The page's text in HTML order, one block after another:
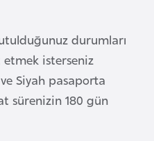
durumları
etmek isterseniz
Siyah pasaporta
sürenizin 180 gün